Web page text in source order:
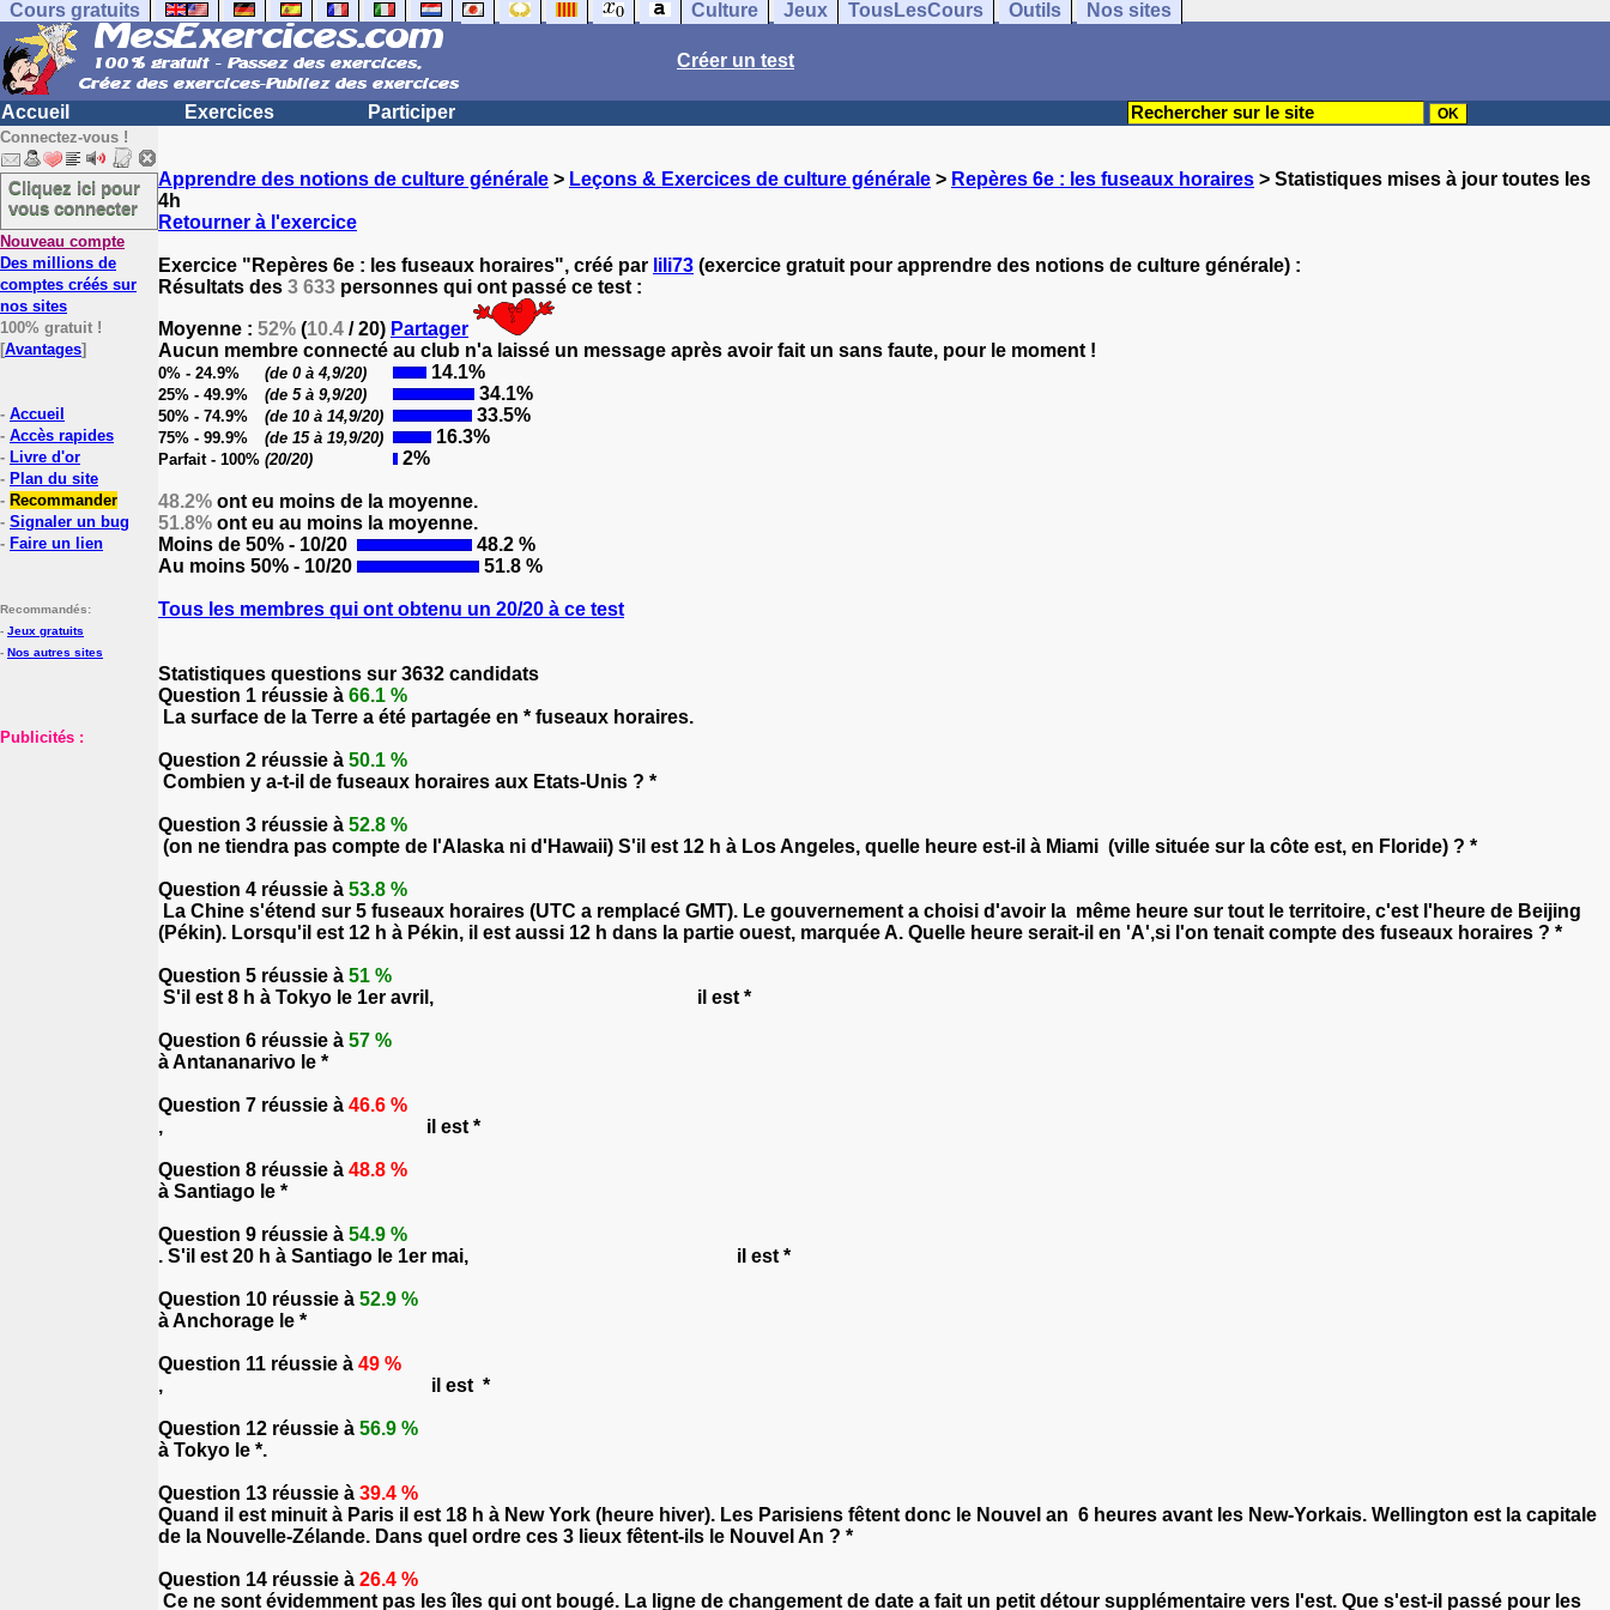
Cours gratuits Culture Jeux TousLesCours Outils Nos sites
Créer un test
Accueil Exercices Participer
Connectez-vous !
Cliquez ici pour
vous connecter
Nouveau compte
Des millions de
comptes créés sur
nos sites
100% gratuit !
[Avantages]
- Accueil
- Accès rapides
- Livre d'or
- Plan du site
- Recommander
- Signaler un bug
- Faire un lien
Recommandés:
- Jeux gratuits
- Nos autres sites
Publicités :
Apprendre des notions de culture générale > Leçons & Exercices de culture générale > Repères 6e : les fuseaux horaires > Statistiques mises à jour toutes les
4h
Retourner à l'exercice
Exercice "Repères 6e : les fuseaux horaires", créé par lili73 (exercice gratuit pour apprendre des notions de culture générale) :
Résultats des 3 633 personnes qui ont passé ce test :
Moyenne : 52% (10.4 / 20) Partager
Aucun membre connecté au club n'a laissé un message après avoir fait un sans faute, pour le moment !
0% - 24.9% (de 0 à 4,9/20) 14.1%
25% - 49.9% (de 5 à 9,9/20) 34.1%
50% - 74.9% (de 10 à 14,9/20) 33.5%
75% - 99.9% (de 15 à 19,9/20) 16.3%
Parfait - 100% (20/20) 2%
48.2% ont eu moins de la moyenne.
51.8% ont eu au moins la moyenne.
Moins de 50% - 10/20
48.2 %
Au moins 50% - 10/20
51.8 %
Tous les membres qui ont obtenu un 20/20 à ce test
Statistiques questions sur 3632 candidats
Question 1 réussie à 66.1 %
La surface de la Terre a été partagée en * fuseaux horaires.
Question 2 réussie à 50.1 %
Combien y a-t-il de fuseaux horaires aux Etats-Unis ? *
Question 3 réussie à 52.8 %
(on ne tiendra pas compte de l'Alaska ni d'Hawaii) S'il est 12 h à Los Angeles, quelle heure est-il à Miami (ville située sur la côte est, en Floride) ? *
Question 4 réussie à 53.8 %
La Chine s'étend sur 5 fuseaux horaires (UTC a remplacé GMT). Le gouvernement a choisi d'avoir la même heure sur tout le territoire, c'est l'heure de Beijing
(Pékin). Lorsqu'il est 12 h à Pékin, il est aussi 12 h dans la partie ouest, marquée A. Quelle heure serait-il en 'A',si l'on tenait compte des fuseaux horaires ? *
Question 5 réussie à 51 %
S'il est 8 h à Tokyo le 1er avril, il est *
Question 6 réussie à 57 %
à Antananarivo le *
Question 7 réussie à 46.6 %
, il est *
Question 8 réussie à 48.8 %
à Santiago le *
Question 9 réussie à 54.9 %
. S'il est 20 h à Santiago le 1er mai, il est *
Question 10 réussie à 52.9 %
à Anchorage le *
Question 11 réussie à 49 %
, il est *
Question 12 réussie à 56.9 %
à Tokyo le *.
Question 13 réussie à 39.4 %
Quand il est minuit à Paris il est 18 h à New York (heure hiver). Les Parisiens fêtent donc le Nouvel an 6 heures avant les New-Yorkais. Wellington est la capitale
de la Nouvelle-Zélande. Dans quel ordre ces 3 lieux fêtent-ils le Nouvel An ? *
Question 14 réussie à 26.4 %
Ce ne sont évidemment pas les îles qui ont bougé. La ligne de changement de date a fait un petit détour supplémentaire vers l'est. Que s'est-il passé pour les